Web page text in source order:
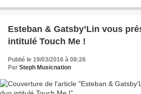
Esteban & Gatsby’Lin vous
intitulé Touch Me !
Publié le 19/03/2016 à 08:26
Par Steph Musicnation